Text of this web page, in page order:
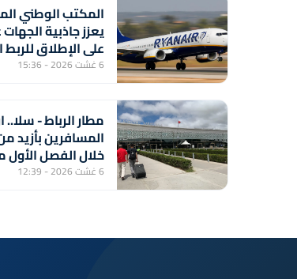
المكتب الوطني
يعزز جاذبية الجهات
على الإطلاق
شركة "رايان إير"
6 غشت 2026 - 15:36
مطار الرباط - سلا..
(المكتب الوطني
6 غشت 2026 - 12:39